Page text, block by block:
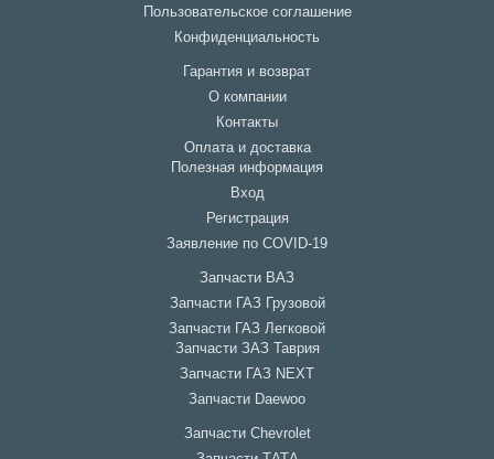
Пользовательское соглашение
Конфиденциальность
Гарантия и возврат
О компании
Контакты
Оплата и доставка
Полезная информация
Вход
Регистрация
Заявление по COVID-19
Запчасти ВАЗ
Запчасти ГАЗ Грузовой
Запчасти ГАЗ Легковой
Запчасти ЗАЗ Таврия
Запчасти ГАЗ NEXT
Запчасти Daewoo
Запчасти Chevrolet